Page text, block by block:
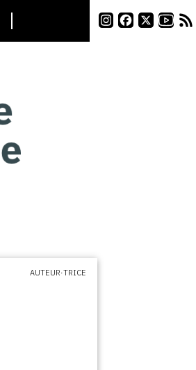
AUTEUR·TRICE